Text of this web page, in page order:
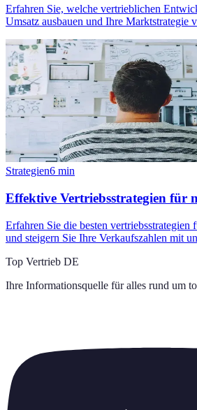
Erfahren Sie, welche vertrieblichen
Umsatz ausbauen und Ihre Marktstrategie
Strategien6 min
Effektive Vertriebsstrategien für
Erfahren Sie die besten
und steigern Sie Ihre Verkaufszahlen mit
Top Vertrieb DE
Ihre Informationsquelle für alles rund um